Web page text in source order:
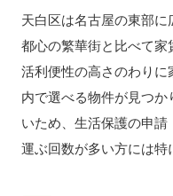
天白区は名古屋の東部に
都心の繁華街と比べて
活利便性の高さのわり
内で選べる物件が見つ
いため、生活保護の申
運ぶ回数が多い方には特